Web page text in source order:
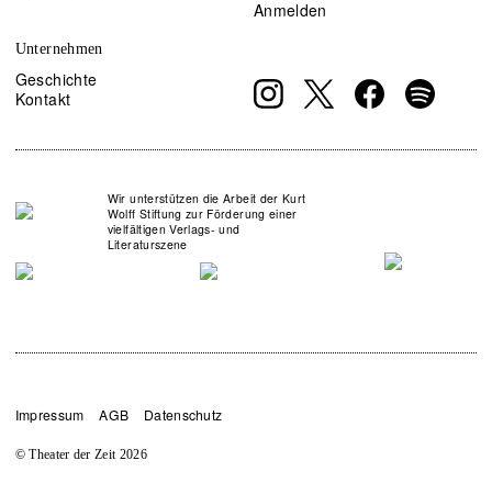
Anmelden
Unternehmen
Geschichte
Kontakt
Wir unterstützen die Arbeit der Kurt
Wolff Stiftung zur Förderung einer
vielfältigen Verlags- und
Literaturszene
© Theater der Zeit 2026
Impressum AGB Datenschutz